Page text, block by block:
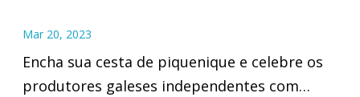
Mar 20, 2023
Encha sua cesta de piquenique e celebre os
produtores galeses independentes com